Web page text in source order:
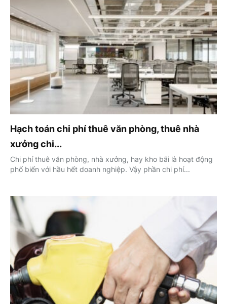
Hạch toán chi phí thuê văn phòng, thuê nhà
xưởng chi...
Chi phí thuê văn phòng, nhà xưởng, hay kho bãi là hoạt động
phổ biến với hầu hết doanh nghiệp. Vậy phần chi phí...